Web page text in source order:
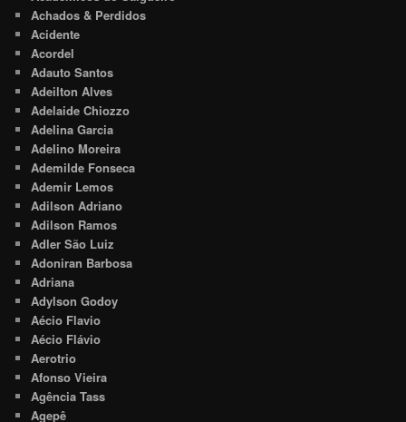
Achados & Perdidos
Acidente
Acordel
Adauto Santos
Adeilton Alves
Adelaide Chiozzo
Adelina Garcia
Adelino Moreira
Ademilde Fonseca
Ademir Lemos
Adilson Adriano
Adilson Ramos
Adler São Luiz
Adoniran Barbosa
Adriana
Adylson Godoy
Aécio Flavio
Aécio Flávio
Aerotrio
Afonso Vieira
Agência Tass
Agepê